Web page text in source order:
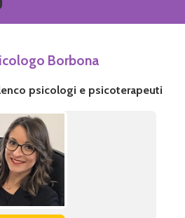
Borbona
psicologi e psicoterapeuti